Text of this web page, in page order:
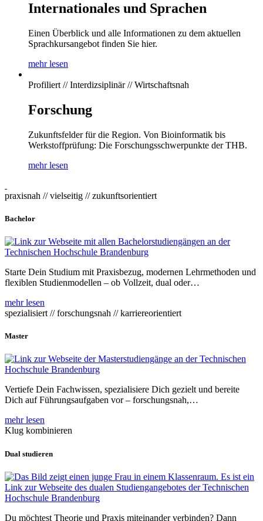
Internationales und Sprachen
Einen Überblick und alle Informationen zu dem aktuellen
Sprachkursangebot finden Sie hier.
mehr lesen
Profiliert // Interdizsiplinär // Wirtschaftsnah
Forschung
Zukunftsfelder für die Region. Von Bioinformatik bis
Werkstoffprüfung: Die Forschungsschwerpunkte der THB.
mehr lesen
praxisnah // vielseitig // zukunftsorientiert
Bachelor
Starte Dein Studium mit Praxisbezug, modernen Lehrmethoden und
flexiblen Studienmodellen – ob Vollzeit, dual oder…
mehr lesen
spezialisiert // forschungsnah // karriereorientiert
Master
Vertiefe Dein Fachwissen, spezialisiere Dich gezielt und bereite
Dich auf Führungsaufgaben vor – forschungsnah,…
mehr lesen
Klug kombinieren
Dual studieren
Du möchtest Theorie und Praxis miteinander verbinden? Dann